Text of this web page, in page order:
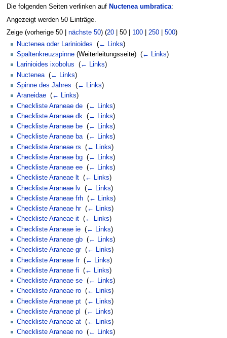
Die folgenden Seiten verlinken auf Nuctenea umbratica:
Angezeigt werden 50 Einträge.
Zeige (vorherige 50| nächste 50) (20| 50| 100| 250| 500)
Nuctenea oder Larinioides
(← Links)
Spaltenkreuzspinne (Weiterleitungsseite) ‎ (← Links)
Larinioides ixobolus
(← Links)
Nuctenea (← Links)
Spinne des Jahres
(← Links)
Araneidae (← Links)
Checkliste Araneae de (← Links)
Checkliste Araneae dk
(← Links)
Checkliste Araneae be (← Links)
Checkliste Araneae ba‎ (← Links)
Checkliste Araneae rs
(← Links)
Checkliste Araneae bg (← Links)
Checkliste Araneae ee (← Links)
Checkliste Araneae lt (← Links)
Checkliste Araneae lv (← Links)
Checkliste Araneae frh (← Links)
Checkliste Araneae hr‎ (← Links)
Checkliste Araneae it (← Links)
Checkliste Araneae ie (← Links)
Checkliste Araneae gb (← Links)
Checkliste Araneae gr‎ (← Links)
Checkliste Araneae fr‎ (← Links)
Checkliste Araneae fi
(← Links)
Checkliste Araneae se (← Links)
Checkliste Araneae ro (← Links)
Checkliste Araneae pt (← Links)
Checkliste Araneae pl
(← Links)
Checkliste Araneae at (← Links)
Checkliste Araneae no (← Links)